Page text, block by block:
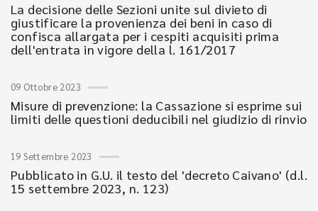
La decisione delle Sezioni unite sul divieto di
giustificare la provenienza dei beni in caso di
confisca allargata per i cespiti acquisiti prima
dell'entrata in vigore della l. 161/2017
09 Ottobre 2023
Misure di prevenzione: la Cassazione si esprime sui
limiti delle questioni deducibili nel giudizio di rinvio
19 Settembre 2023
Pubblicato in G.U. il testo del 'decreto Caivano' (d.l.
15 settembre 2023, n. 123)